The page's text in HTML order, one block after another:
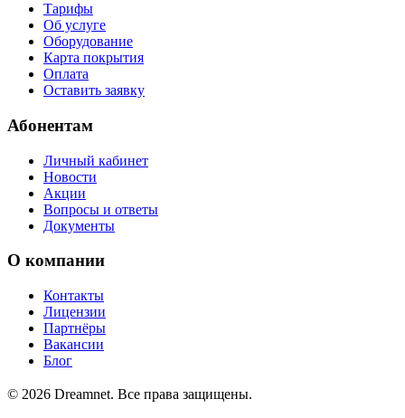
Тарифы
Об услуге
Оборудование
Карта покрытия
Оплата
Оставить заявку
Абонентам
Личный кабинет
Новости
Акции
Вопросы и ответы
Документы
О компании
Контакты
Лицензии
Партнёры
Вакансии
Блог
© 2026 Dreamnet. Все права защищены.